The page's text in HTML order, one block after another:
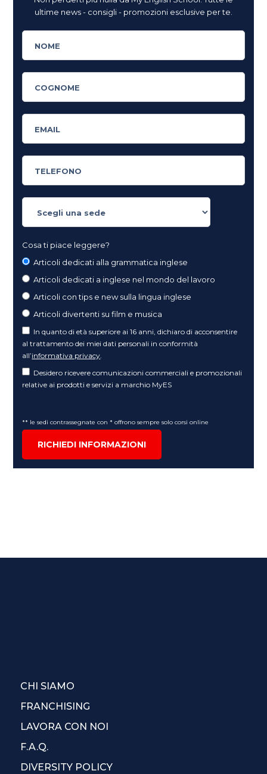
ultime news - consigli - promozioni esclusive per te.
Cosa ti piace leggere?
Articoli dedicati alla grammatica inglese
Articoli dedicati a inglese nel mondo del lavoro
Articoli con tips e new sulla lingua inglese
Articoli divertenti su film e musica
In quanto di età superiore ai 16 anni, dichiaro di acconsentire
al trattamento dei miei dati personali in conformità
all’informativa privacy.
Desidero ricevere comunicazioni commerciali e promozionali
relative ai prodotti e servizi a marchio MyES
** le sedi contrassegnate con * offrono sempre solo corsi online
RICHIEDI INFORMAZIONI
CHI SIAMO
FRANCHISING
LAVORA CON NOI
F.A.Q.
DIVERSITY POLICY